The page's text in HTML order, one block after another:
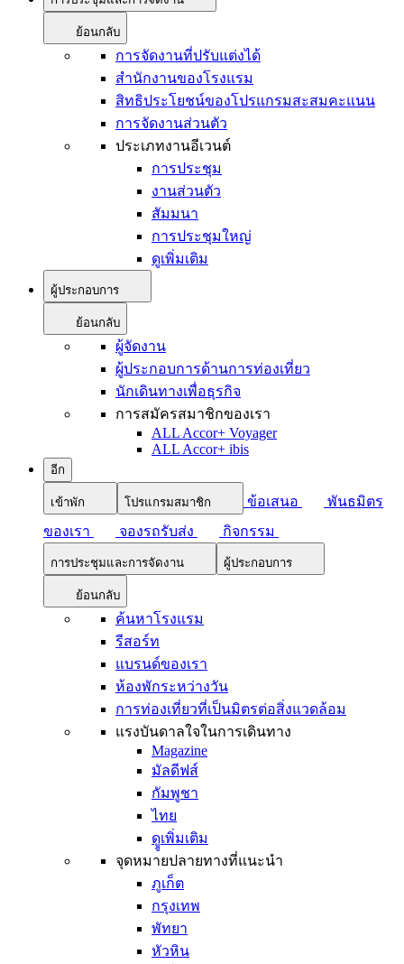
ย้อนกลับ
การจัดงานที่ปรับแต่งได้
สำนักงานของโรงแรม
สิทธิประโยชน์ของโปรแกรมสะสมคะแนน
การจัดงานส่วนตัว
ประเภทงานอีเวนต์
การประชุม
งานส่วนตัว
สัมมนา
การประชุมใหญ่
ดูเพิ่มเติม
ผู้ประกอบการ
ย้อนกลับ
ผู้จัดงาน
ผู้ประกอบการด้านการท่องเที่ยว
นักเดินทางเพื่อธุรกิจ
การสมัครสมาชิกของเรา
ALL Accor+ Voyager
ALL Accor+ ibis
อีก
เข้าพัก โปรแกรมสมาชิก ข้อเสนอ
พันธมิตร
ของเรา
จองรถรับส่ง กิจกรรม
การประชุมและการจัดงาน ผู้ประกอบการ
ย้อนกลับ
ค้นหาโรงแรม
รีสอร์ท
แบรนด์ของเรา
ห้องพักระหว่างวัน
การท่องเที่ยวที่เป็นมิตรต่อสิ่งแวดล้อม
แรงบันดาลใจในการเดินทาง
Magazine
มัลดีฟส์
กัมพูชา
ไทย
ดููเพิ่มเติม
จุดหมายปลายทางที่แนะนำ
ภูเก็ต
กรุงเทพ
พัทยา
หัวหิน